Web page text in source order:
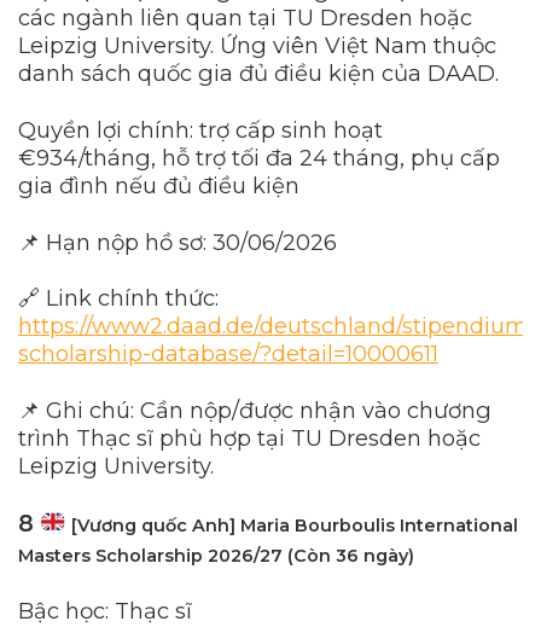
các ngành liên quan tại TU Dresden hoặc
Leipzig University. Ứng viên Việt Nam thuộc
danh sách quốc gia đủ điều kiện của DAAD.
Quyền lợi chính: trợ cấp sinh hoạt
€934/tháng, hỗ trợ tối đa 24 tháng, phụ cấp
gia đình nếu đủ điều kiện
📌 Hạn nộp hồ sơ: 30/06/2026
🔗 Link chính thức:
https://www2.daad.de/deutschland/stipendium/
scholarship-database/?detail=10000611
📌 Ghi chú: Cần nộp/được nhận vào chương
trình Thạc sĩ phù hợp tại TU Dresden hoặc
Leipzig University.
8
[Vương quốc Anh] Maria Bourboulis International
Masters Scholarship 2026/27 (Còn 36 ngày)
Bậc học: Thạc sĩ